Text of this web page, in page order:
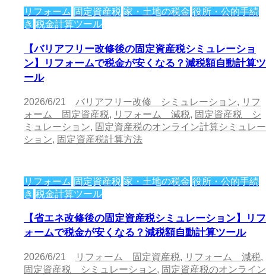
リフォーム 固定資産税 家・土地の税金 役所・公的手続
き 税金計算ツール
【バリアフリー改修後の固定資産税シミュレーショ
ン】リフォームで税金が安くなる？減税額自動計算ツ
ール
2026/6/21 バリアフリー改修 シミュレーション, リフ
ォーム 固定資産税, リフォーム 減税, 固定資産税 シ
ミュレーション, 固定資産税のオンライン計算シミュレー
ション, 固定資産税計算方法
リフォーム 固定資産税 家・土地の税金 役所・公的手続
き 税金計算ツール
【省エネ改修後の固定資産税シミュレーション】リフ
ォームで税金が安くなる？減税額自動計算ツール
2026/6/21 リフォーム 固定資産税, リフォーム 減税,
固定資産税 シミュレーション, 固定資産税のオンライン